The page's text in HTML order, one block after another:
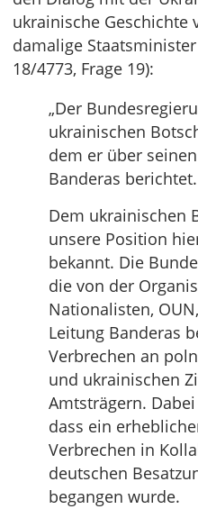
ukrainische
damalige
18/4773, Frage 19):
„Der
ukrainischen
dem er über
Banderas berichtet.
Dem ukrainischen
unsere Position
bekannt. Die
die von der
Nationalisten,
Leitung Banderas
Verbrechen an
und ukrainischen
Amtsträgern.
dass ein
Verbrechen in
deutschen
begangen wurde.